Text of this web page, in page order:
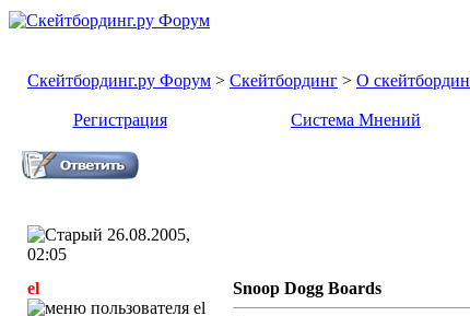
Скейтбординг.ру Форум > Скейтбординг > О
Регистрация
Система Мнений
26.08.2005,
02:05
el Snoop Dogg Boards